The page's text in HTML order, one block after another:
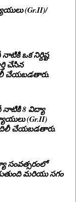
(Gr.II)/
ఒక నిర్దిష్ట
చేసిన
చేయబడతారు.
నాటికి 8 విద్యా
(Gr.II)
చేయబడతారు.
సంవత్సరంలో
మరియు సగం